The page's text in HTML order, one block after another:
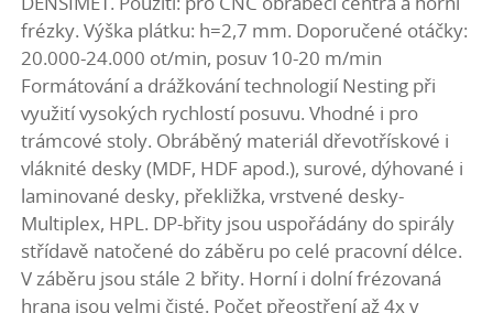
frézky. Výška plátku: h=2,7 mm. Doporučené otáčky:
20.000-24.000 ot/min, posuv 10-20 m/min
Formátování a drážkování technologií Nesting při
využití vysokých rychlostí posuvu. Vhodné i pro
trámcové stoly. Obráběný materiál dřevotřískové i
vláknité desky (MDF, HDF apod.), surové, dýhované i
laminované desky, překližka, vrstvené desky-
Multiplex, HPL. DP-břity jsou uspořádány do spirály
střídavě natočené do záběru po celé pracovní délce.
V záběru jsou stále 2 břity. Horní i dolní frézovaná
hrana jsou velmi čisté. Počet přeostření až 4x v